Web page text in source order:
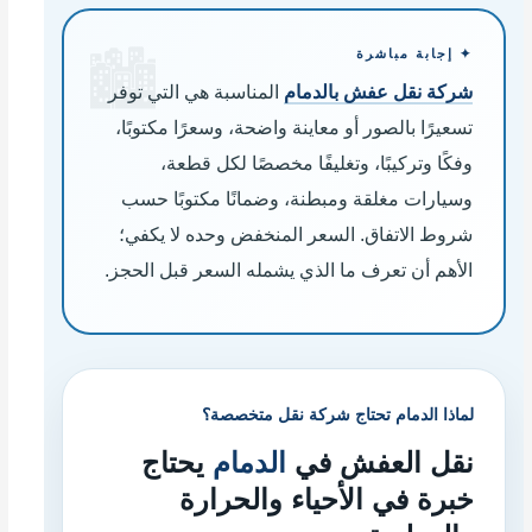
✦ إجابة مباشرة
شركة نقل عفش بالدمام المناسبة هي التي توفر
تسعيرًا بالصور أو معاينة واضحة، وسعرًا مكتوبًا،
وفكًا وتركيبًا، وتغليفًا مخصصًا لكل قطعة،
وسيارات مغلقة ومبطنة، وضمانًا مكتوبًا حسب
شروط الاتفاق. السعر المنخفض وحده لا يكفي؛
الأهم أن تعرف ما الذي يشمله السعر قبل الحجز.
لماذا الدمام تحتاج شركة نقل متخصصة؟
نقل العفش في الدمام يحتاج
خبرة في الأحياء والحرارة